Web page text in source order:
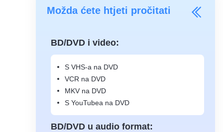
Možda ćete htjeti pročitati
BD/DVD i video:
S VHS-a na DVD
VCR na DVD
MKV na DVD
S YouTubea na DVD
BD/DVD u audio format: